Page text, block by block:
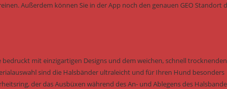
Außerdem können Sie in der App noch den genauen GEO Standort
mit einzigartigen Designs und dem weichen, schnell
sind die Halsbänder ultraleicht und für Ihren Hund besonders
der das Ausbüxen während des An- und Ablegens des